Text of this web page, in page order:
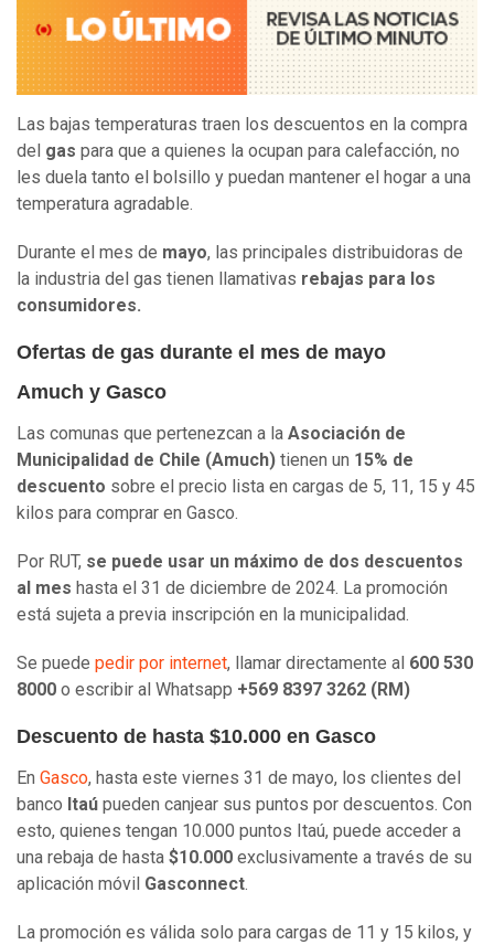
Las bajas temperaturas traen los descuentos en la compra
del gas para que a quienes la ocupan para calefacción, no
les duela tanto el bolsillo y puedan mantener el hogar a una
temperatura agradable.
Durante el mes de mayo, las principales distribuidoras de
la industria del gas tienen llamativas rebajas para los
consumidores.
Ofertas de gas durante el mes de mayo
Amuch y Gasco
Las comunas que pertenezcan a la Asociación de
Municipalidad de Chile (Amuch) tienen un 15% de
descuento sobre el precio lista en cargas de 5, 11, 15 y 45
kilos para comprar en Gasco.
Por RUT, se puede usar un máximo de dos descuentos
al mes hasta el 31 de diciembre de 2024. La promoción
está sujeta a previa inscripción en la municipalidad.
Se puede pedir por internet, llamar directamente al 600 530
8000 o escribir al Whatsapp +569 8397 3262 (RM)
Descuento de hasta $10.000 en Gasco
En Gasco, hasta este viernes 31 de mayo, los clientes del
banco Itaú pueden canjear sus puntos por descuentos. Con
esto, quienes tengan 10.000 puntos Itaú, puede acceder a
una rebaja de hasta $10.000 exclusivamente a través de su
aplicación móvil Gasconnect.
La promoción es válida solo para cargas de 11 y 15 kilos, y